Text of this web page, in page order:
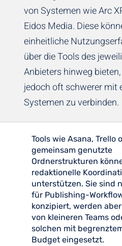
von Systemen wie Arc
Eidos Media. Diese
einheitliche
über die Tools des
Anbieters hinweg
jedoch oft schwerer mit
Systemen zu verbinden.
Tools wie Asana, Trello
gemeinsam genutzte
Ordnerstrukturen
redaktionelle
unterstützen. Sie sind
für Publishing-
konzipiert, werden
von kleineren Teams
solchen mit
Budget eingesetzt.